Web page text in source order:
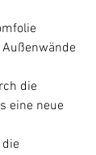
die
eine neue